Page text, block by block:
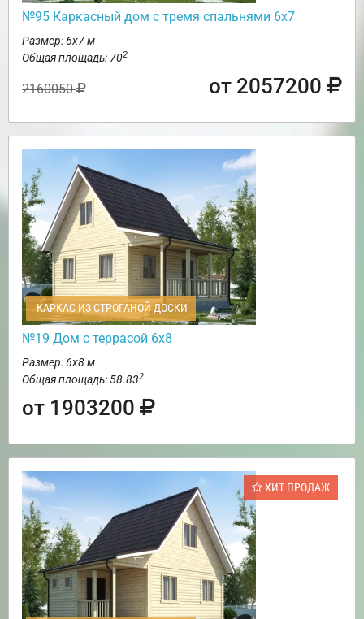
№95 Каркасный дом с тремя спальнями 6х7
Размер: 6х7 м
Общая площадь: 702
2160050 от 2057200
КАРКАС ИЗ СТРОГАНОЙ ДОСКИ
№19 Дом с террасой 6х8
Размер: 6х8 м
Общая площадь: 58.832
от 1903200
ХИТ ПРОДАЖ